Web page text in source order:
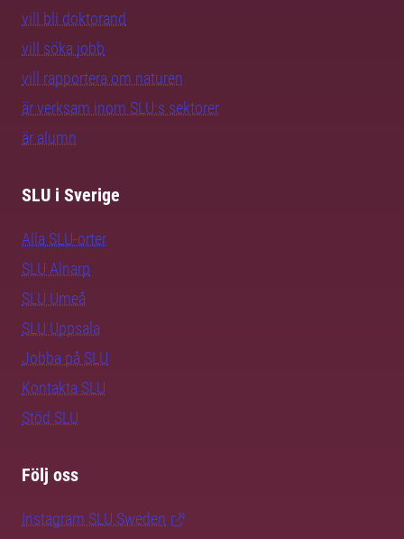
vill bli doktorand
vill söka jobb
vill rapportera om naturen
är verksam inom SLU:s sektorer
är alumn
SLU i Sverige
Alla SLU-orter
SLU Alnarp
SLU Umeå
SLU Uppsala
Jobba på SLU
Kontakta SLU
Stöd SLU
Följ oss
Instagram SLU.Sweden